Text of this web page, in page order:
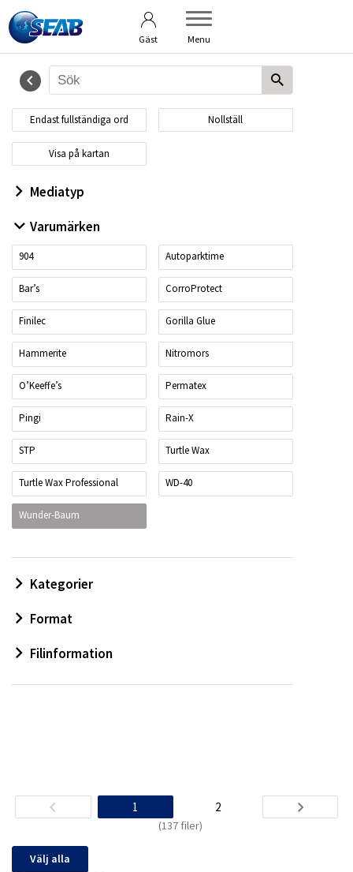
Gäst Menu
Om bildbanken
Endast fullständiga ord Nollställ
Visa på kartan
Mediatyp
Varumärken
904 Autoparktime
Bar’s CorroProtect
Finilec Gorilla Glue
Hammerite Nitromors
O’Keeffe’s Permatex
Pingi Rain-X
STP Turtle Wax
Turtle Wax Professional WD-40
Wunder-Baum
Kategorier
Format
Filinformation
1 2
(137 filer)
Välj alla